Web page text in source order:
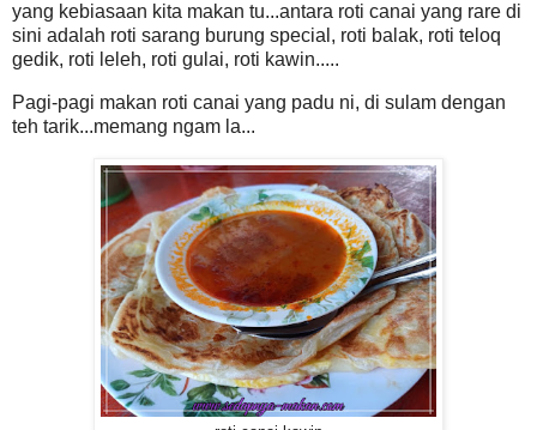
yang kebiasaan kita makan tu...antara roti canai yang rare di
sini adalah roti sarang burung special, roti balak, roti teloq
gedik, roti leleh, roti gulai, roti kawin.....
Pagi-pagi makan roti canai yang padu ni, di sulam dengan
teh tarik...memang ngam la...